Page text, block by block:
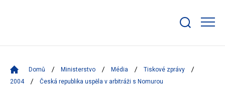
bar
Domů Ministerstvo Média
Tiskové zprávy
2004
Česká republika uspěla v arbitráži s Nomurou